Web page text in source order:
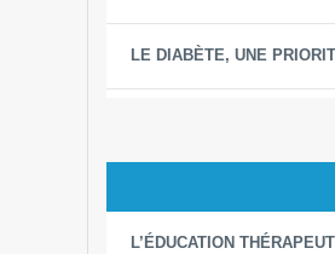
LE DIABÈTE, UNE
L’ÉDUCATION